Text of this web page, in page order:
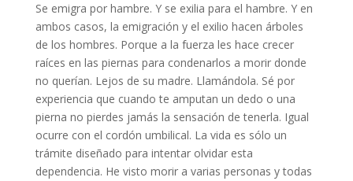
Se emigra por hambre. Y se exilia para el hambre. Y en
ambos casos, la emigración y el exilio hacen árboles
de los hombres. Porque a la fuerza les hace crecer
raíces en las piernas para condenarlos a morir donde
no querían. Lejos de su madre. Llamándola. Sé por
experiencia que cuando te amputan un dedo o una
pierna no pierdes jamás la sensación de tenerla. Igual
ocurre con el cordón umbilical. La vida es sólo un
trámite diseñado para intentar olvidar esta
dependencia. He visto morir a varias personas y todas